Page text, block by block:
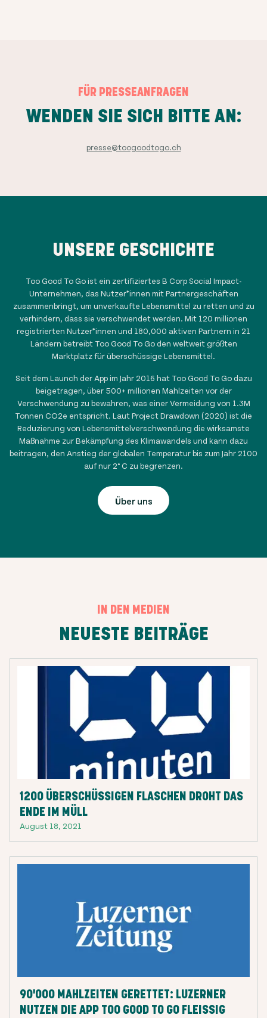
FÜR PRESSEANFRAGEN
WENDEN SIE SICH BITTE AN:
presse@toogoodtogo.ch
UNSERE GESCHICHTE
Too Good To Go ist ein zertifiziertes B Corp Social Impact-
Unternehmen, das Nutzer*innen mit Partnergeschäften
zusammenbringt, um unverkaufte Lebensmittel zu retten und zu
verhindern, dass sie verschwendet werden. Mit 120 millionen
registrierten Nutzer*innen und 180,000 aktiven Partnern in 21
Ländern betreibt Too Good To Go den weltweit größten
Marktplatz für überschüssige Lebensmittel.
Seit dem Launch der App im Jahr 2016 hat Too Good To Go dazu
beigetragen, über 500+ millionen Mahlzeiten vor der
Verschwendung zu bewahren, was einer Vermeidung von 1.3M
Tonnen CO2e entspricht. Laut Project Drawdown (2020) ist die
Reduzierung von Lebensmittelverschwendung die wirksamste
Maßnahme zur Bekämpfung des Klimawandels und kann dazu
beitragen, den Anstieg der globalen Temperatur bis zum Jahr 2100
auf nur 2° C zu begrenzen.
Über uns
IN DEN MEDIEN
NEUESTE BEITRÄGE
1200 ÜBERSCHÜSSIGEN FLASCHEN DROHT DAS
ENDE IM MÜLL
August 18, 2021
90'000 MAHLZEITEN GERETTET: LUZERNER
NUTZEN DIE APP TOO GOOD TO GO FLEISSIG